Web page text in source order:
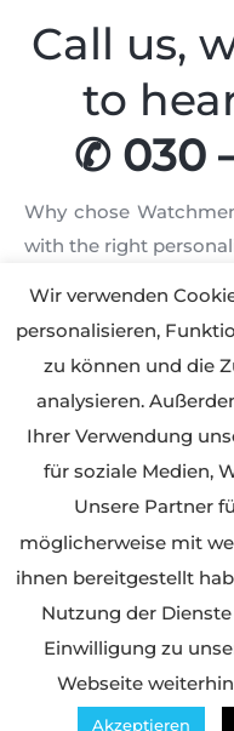
Call us,
to
✆ 030
Why chose
with the right
Our success is
personnel with a
fields. Our staff has
recommendations
This is way we have
Give us a call straight
your needs and
will be happy to advise
© Watchmen
Wir verwenden
personalisieren,
zu können und die
analysieren.
Ihrer Verwendung
für soziale Medien,
Unsere Partner
möglicherweise mit
ihnen bereitgestellt
Nutzung der
Einwilligung zu
Webseite
Akzeptieren